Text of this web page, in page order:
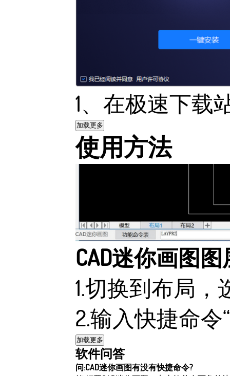
1、在极速下载
加载更多
使用方法
CAD迷你画图
1.切换到布局
2.输入快捷命令
加载更多
软件问答
问:CAD迷你画图有没有快捷命令?